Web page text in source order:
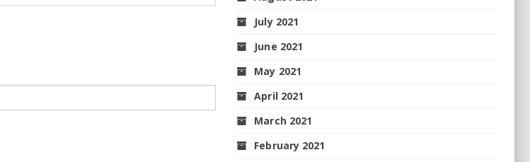
July 2021
June 2021
May 2021
April 2021
March 2021
February 2021